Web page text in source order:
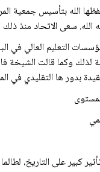
سعى الاتحاد منذ
التعليم العالي في
وكما قالت الشيخة
بدور ها التقليدي في
كبير على التاريخ،